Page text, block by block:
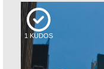
1 KUDOS